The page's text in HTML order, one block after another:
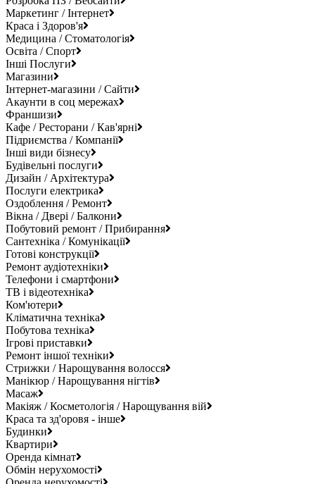
Маркетинг / Інтернет
Краса і Здоров'я
Медицина / Стоматологія
Освіта / Спорт
Інші Послуги
Магазини
Інтернет-магазини / Сайти
Акаунти в соц мережах
Франшизи
Кафе / Ресторани / Кав'ярні
Підриємства / Компанії
Інші види бізнесу
Будівельні послуги
Дизайн / Архітектура
Послуги електрика
Оздоблення / Ремонт
Вікна / Двері / Балкони
Побутовий ремонт / Прибирання
Сантехніка / Комунікації
Готові конструкції
Ремонт аудіотехніки
Телефони і смартфони
ТВ і відеотехніка
Ком'ютери
Кліматична техніка
Побутова техніка
Ігрові приставки
Ремонт іншої техніки
Стрижки / Нарощування волосся
Манікюр / Нарощування нігтів
Масаж
Макіяж / Косметологія / Нарощування вій
Краса та зд'оровя - інше
Будинки
Квартири
Оренда кімнат
Обмін нерухомості